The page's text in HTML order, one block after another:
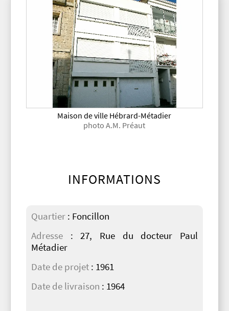
Maison de ville Hébrard-Métadier
photo A.M. Préaut
INFORMATIONS
Quartier : Foncillon
Adresse : 27, Rue du docteur Paul
Métadier
Date de projet : 1961
Date de livraison : 1964